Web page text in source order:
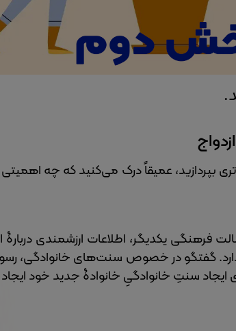
بپردازید، عمیقاً درک می‌کنید که چه
فرهنگی یکدیگر، اطلاعات ارزشمندی دربارۀ
گفتگو در خصوص سنت‌های خانوادگی،
ایجاد سنتِ خانوادگیِ خانوادۀ جدید خود